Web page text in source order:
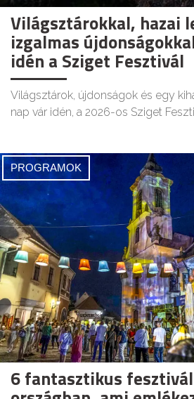
Világsztárokkal, hazai
izgalmas
idén a Sziget Fesztivál
Világsztárok, újdonságok és egy
nap vár idén, a 2026-os Sziget
PROGRAMOK
6 fantasztikus